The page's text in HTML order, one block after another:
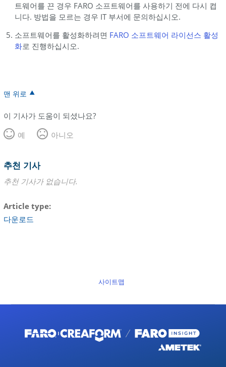
트웨어를 끈 경우 FARO 소프트웨어를 사용하기 전에 다시 켭
니다. 방법을 모르는 경우 IT 부서에 문의하십시오.
소프트웨어를 활성화하려면 FARO 소프트웨어 라이선스 활성
화로 진행하십시오.
맨 위로
이 기사가 도움이 되셨나요?
예
아니오
추천 기사
추천 기사가 없습니다.
Article type
다운로드
사이트맵